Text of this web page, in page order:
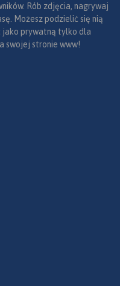
Rób zdjęcia, nagrywaj
Możesz podzielić się nią
jako prywatną tylko dla
swojej stronie www!